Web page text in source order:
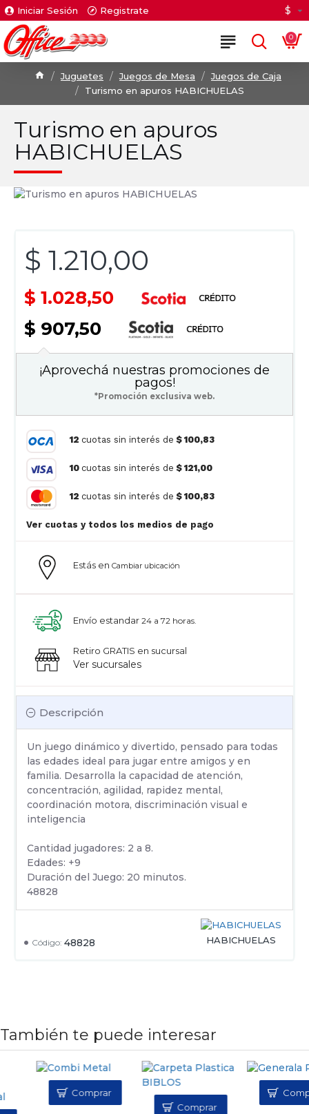
Iniciar Sesión Registrate $
0
Juguetes Juegos de Mesa
Juegos de Caja
Turismo en apuros HABICHUELAS
Turismo en apuros
HABICHUELAS
Código: 48828 HABICHUELAS
$ 1.210,00
$ 1.028,50
$ 907,50
Descripción
Un juego dinámico y divertido, pensado para todas
las edades ideal para jugar entre amigos y en
familia. Desarrolla la capacidad de atención,
concentración, agilidad, rapidez mental,
coordinación motora, discriminación visual e
inteligencia
Cantidad jugadores: 2 a 8.
Edades: +9
Duración del Juego: 20 minutos.
48828
Estás en Cambiar ubicación
Envío estandar 24 a 72 horas.
Retiro GRATIS en sucursal
Ver sucursales
¡Aprovechá nuestras promociones de
pagos!
*Promoción exclusiva web.
12 cuotas sin interés de $ 100,83
10 cuotas sin interés de $ 121,00
12 cuotas sin interés de $ 100,83
Ver cuotas y todos los medios de pago
También te puede interesar
Comprar
Comprar
Comprar